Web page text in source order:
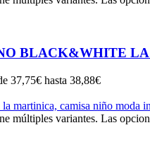
BLACK&WHITE
37,75€ hasta 38,88€
múltiples variantes. Las